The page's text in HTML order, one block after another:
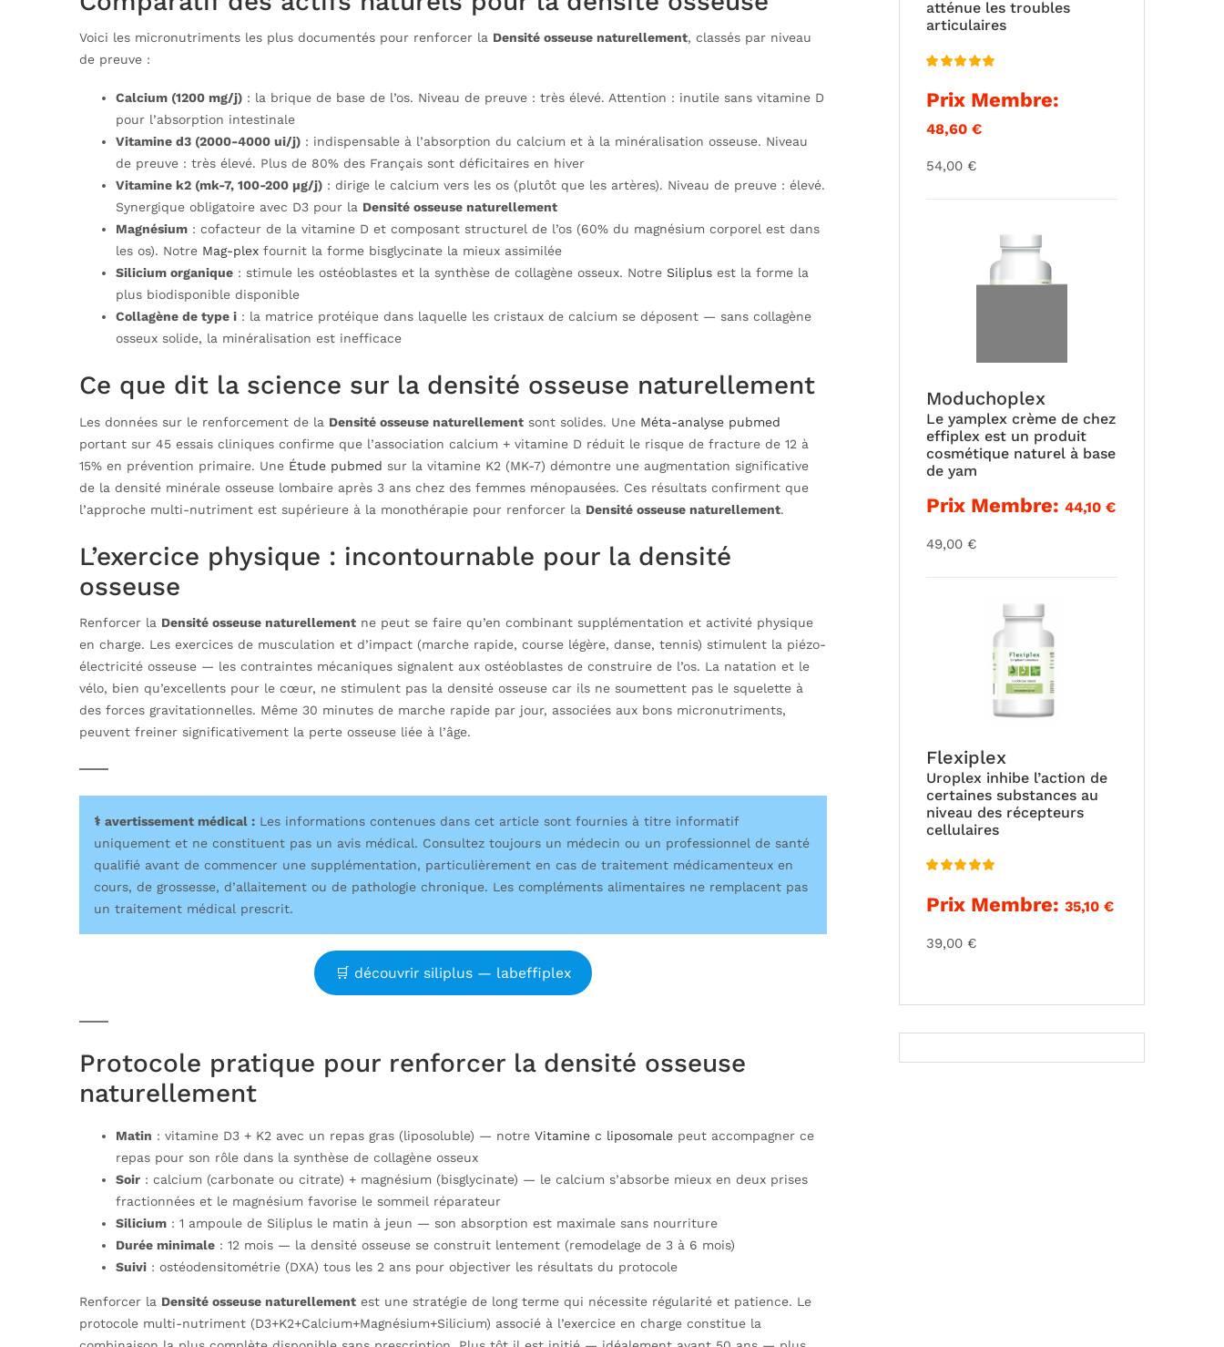
atténue les troubles
articulaires
sur 5
Prix Membre:
48,60 €
54,00 €
Moduchoplex
Le yamplex crème de chez
effiplex est un produit
cosmétique naturel à base
de yam
Prix Membre: 44,10 €
49,00 €
Flexiplex
Uroplex inhibe l’action de
certaines substances au
niveau des récepteurs
cellulaires
sur 5
Prix Membre: 35,10 €
39,00 €
Voici les micronutriments les plus documentés pour renforcer la Densité osseuse naturellement, classés par niveau
de preuve :
Calcium (1200 mg/j) : la brique de base de l’os. Niveau de preuve : très élevé. Attention : inutile sans vitamine D
pour l’absorption intestinale
Vitamine d3 (2000-4000 ui/j) : indispensable à l’absorption du calcium et à la minéralisation osseuse. Niveau
de preuve : très élevé. Plus de 80% des Français sont déficitaires en hiver
Vitamine k2 (mk-7, 100-200 µg/j) : dirige le calcium vers les os (plutôt que les artères). Niveau de preuve : élevé.
Synergique obligatoire avec D3 pour la Densité osseuse naturellement
Magnésium : cofacteur de la vitamine D et composant structurel de l’os (60% du magnésium corporel est dans
les os). Notre Mag-plex fournit la forme bisglycinate la mieux assimilée
Silicium organique : stimule les ostéoblastes et la synthèse de collagène osseux. Notre Siliplus est la forme la
plus biodisponible disponible
Collagène de type i : la matrice protéique dans laquelle les cristaux de calcium se déposent — sans collagène
osseux solide, la minéralisation est inefficace
Ce que dit la science sur la densité osseuse naturellement
Les données sur le renforcement de la Densité osseuse naturellement sont solides. Une Méta-analyse pubmed
portant sur 45 essais cliniques confirme que l’association calcium + vitamine D réduit le risque de fracture de 12 à
15% en prévention primaire. Une Étude pubmed sur la vitamine K2 (MK-7) démontre une augmentation significative
de la densité minérale osseuse lombaire après 3 ans chez des femmes ménopausées. Ces résultats confirment que
l’approche multi-nutriment est supérieure à la monothérapie pour renforcer la Densité osseuse naturellement.
L’exercice physique : incontournable pour la densité
osseuse
Renforcer la Densité osseuse naturellement ne peut se faire qu’en combinant supplémentation et activité physique
en charge. Les exercices de musculation et d’impact (marche rapide, course légère, danse, tennis) stimulent la piézo-
électricité osseuse — les contraintes mécaniques signalent aux ostéoblastes de construire de l’os. La natation et le
vélo, bien qu’excellents pour le cœur, ne stimulent pas la densité osseuse car ils ne soumettent pas le squelette à
des forces gravitationnelles. Même 30 minutes de marche rapide par jour, associées aux bons micronutriments,
peuvent freiner significativement la perte osseuse liée à l’âge.
⚕️ avertissement médical : Les informations contenues dans cet article sont fournies à titre informatif
uniquement et ne constituent pas un avis médical. Consultez toujours un médecin ou un professionnel de santé
qualifié avant de commencer une supplémentation, particulièrement en cas de traitement médicamenteux en
cours, de grossesse, d’allaitement ou de pathologie chronique. Les compléments alimentaires ne remplacent pas
un traitement médical prescrit.
🛒 découvrir siliplus — labeffiplex
Protocole pratique pour renforcer la densité osseuse
naturellement
Matin : vitamine D3 + K2 avec un repas gras (liposoluble) — notre Vitamine c liposomale peut accompagner ce
repas pour son rôle dans la synthèse de collagène osseux
Soir : calcium (carbonate ou citrate) + magnésium (bisglycinate) — le calcium s’absorbe mieux en deux prises
fractionnées et le magnésium favorise le sommeil réparateur
Silicium : 1 ampoule de Siliplus le matin à jeun — son absorption est maximale sans nourriture
Durée minimale : 12 mois — la densité osseuse se construit lentement (remodelage de 3 à 6 mois)
Suivi : ostéodensitométrie (DXA) tous les 2 ans pour objectiver les résultats du protocole
Renforcer la Densité osseuse naturellement est une stratégie de long terme qui nécessite régularité et patience. Le
protocole multi-nutriment (D3+K2+Calcium+Magnésium+Silicium) associé à l’exercice en charge constitue la